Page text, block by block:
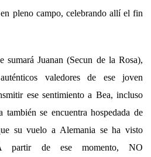
pleno campo, celebrando allí el fin
sumará Juanan (Secun de la Rosa),
valedores de ese joven
ese sentimiento a Bea, incluso
también se encuentra hospedada de
su vuelo a Alemania se ha visto
A partir de ese momento, NO